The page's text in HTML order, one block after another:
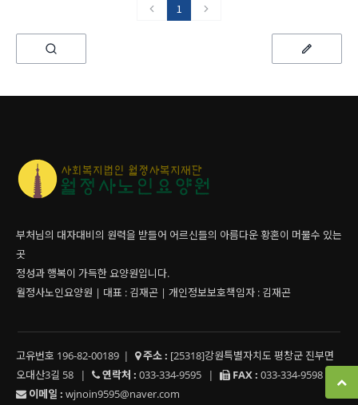
1
부처님의 대자대비의 원력을 받들어 어르신들의 아름다운 황혼이 머물수 있는
곳
정성과 행복이 가득한 요양원입니다.
월정사노인요양원 | 대표 : 김재곤 | 개인정보보호책임자 : 김재곤
고유번호 196-82-00189 | 주소 : [25318]강원특별자치도 평창군 진부면
오대산3길 58
| 연락처 : 033-334-9595 | FAX : 033-334-9598
이메일 : wjnoin9595@naver.com